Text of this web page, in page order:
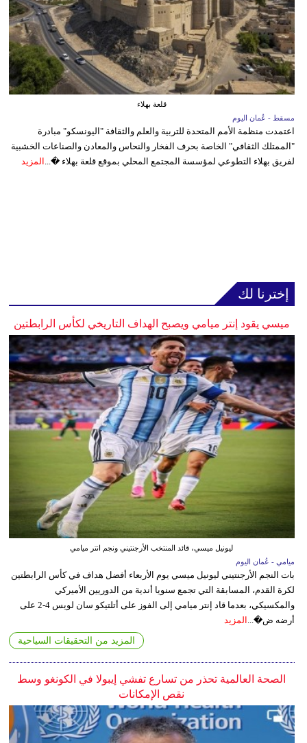
قلعة بهلاء
مسقط - عُمان اليوم
اعتمدت منظمة الأمم المتحدة للتربية والعلم والثقافة "اليونسكو" مبادرة
"الممتلك الثقافي" الخاصة بحرف الفخار والنحاس والمعادن والصناعات الخشبية
لفريق بهلاء التطوعي لمؤسسة المجتمع المحلي بموقع قلعة بهلاء �... المزيد
إخترنا لك
ميسي يقود إنتر ميامي ويصبح الهداف التاريخي لكأس الرابطتين
ليونيل ميسي، قائد المنتخب الأرجنتيني ونجم انتر ميامي
ميامي - عُمان اليوم
بات النجم الأرجنتيني ليونيل ميسي يوم الأربعاء أفضل هداف في كأس الرابطتين
لكرة القدم، المسابقة التي تجمع سنويا أندية من الدوريين الأميركي
والمكسيكي، بعدما قاد إنتر ميامي إلى الفوز على أتلتيكو سان لويس 4-2 على
أرضه ض�... المزيد
المزيد من التحقيقات السياحية
الصحة العالمية تحذر من تسارع تفشي إيبولا في الكونغو وسط
نقص الإمكانات